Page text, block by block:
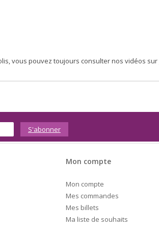
vous pouvez toujours consulter nos vidéos sur
S'abonner
Mon compte
Mon compte
Mes commandes
Mes billets
Ma liste de souhaits